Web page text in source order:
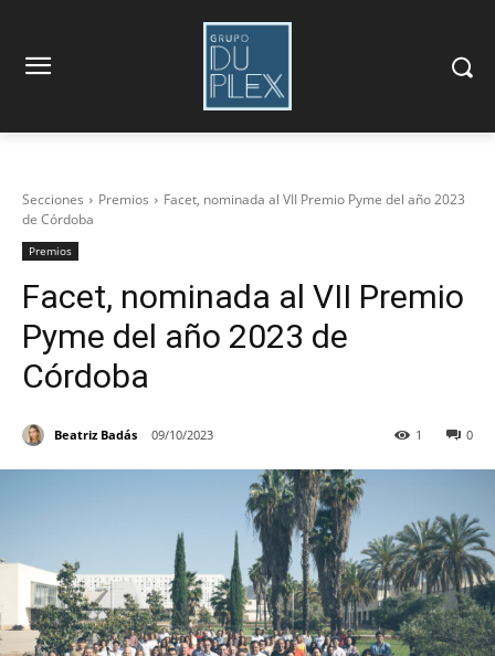
Secciones Premios
Facet, nominada al VII Premio Pyme del año 2023
de Córdoba
Premios
Facet, nominada al VII Premio
Pyme del año 2023 de
Córdoba
Beatriz Badás 09/10/2023 0
1